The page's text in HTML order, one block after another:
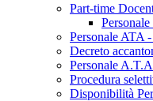
Part-time
Personale ATA
Decreto
Personale
Procedura
Disponibilità